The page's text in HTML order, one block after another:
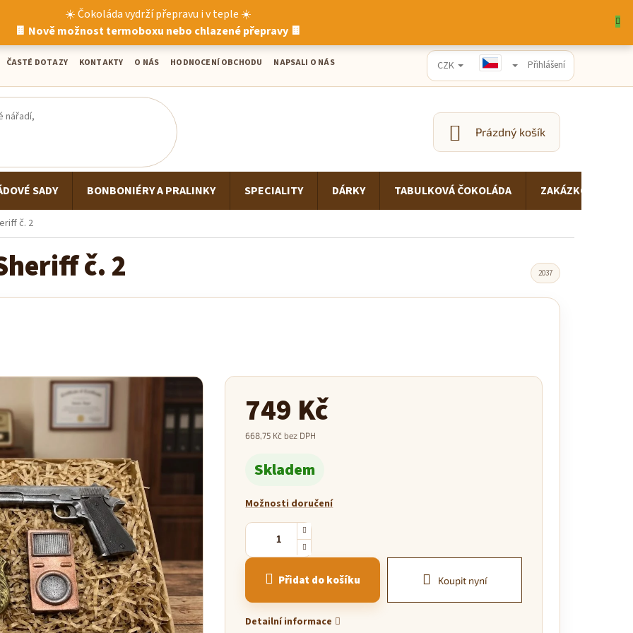
☀️ Čokoláda vydrží přepravu i v teple ☀️
🍫 Nově možnost termoboxu nebo chlazené přepravy 🍫
ČASTÉ DOTAZY KONTAKTY O NÁS HODNOCENÍ OBCHODU NAPSALI O NÁS CZK Přihlášení
NÁKUPNÍ
KOŠÍK
Prázdný košík
SADY BONBONIÉRY A PRALINKY SPECIALITY DÁRKY TABULKOVÁ ČOKOLÁDA ZAKÁZKOVÁ
č. 2
č. 2 2037
749 Kč
668,75 Kč bez DPH
cena:
Skladem
Možnosti doručení
Přidat do košíku Koupit nyní
Detailní informace